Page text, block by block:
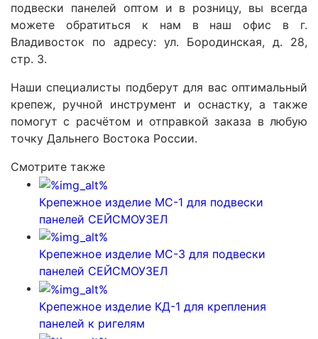
подвески панелей оптом и в розницу, вы всегда
можете обратиться к нам в наш офис в г.
Владивосток по адресу: ул. Бородинская, д. 28,
стр. 3.
Наши специалисты подберут для вас оптимальный
крепеж, ручной инструмент и оснастку, а также
помогут с расчётом и отправкой заказа в любую
точку Дальнего Востока России.
Смотрите также
Крепежное изделие МС-1 для подвески
панелей СЕЙСМОУЗЕЛ
Крепежное изделие МС-3 для подвески
панелей СЕЙСМОУЗЕЛ
Крепежное изделие КД-1 для крепления
панелей к ригелям